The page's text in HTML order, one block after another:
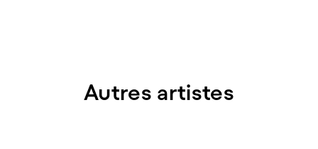
Autres artistes